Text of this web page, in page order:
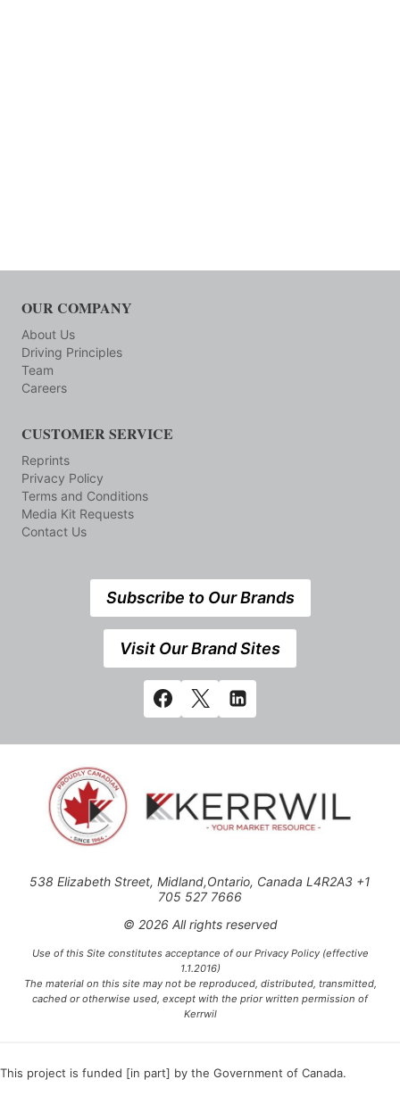
OUR COMPANY
About Us
Driving Principles
Team
Careers
CUSTOMER SERVICE
Reprints
Privacy Policy
Terms and Conditions
Media Kit Requests
Contact Us
Subscribe to Our Brands
Visit Our Brand Sites
538 Elizabeth Street, Midland,Ontario, Canada L4R2A3 +1
705 527 7666
© 2026 All rights reserved
Use of this Site constitutes acceptance of our Privacy Policy (effective
1.1.2016)
The material on this site may not be reproduced, distributed, transmitted,
cached or otherwise used, except with the prior written permission of
Kerrwil
This project is funded [in part] by the Government of Canada.